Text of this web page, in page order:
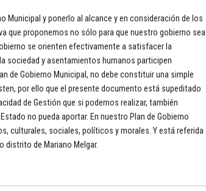
Municipal y ponerlo al alcance y en consideración de los
que proponemos no sólo para que nuestro gobierno sea
se orienten efectivamente a satisfacer la
sociedad y asentamientos humanos participen
de Gobierno Municipal, no debe constituir una simple
por ello que el presente documento está supeditado
de Gestión que si podemos realizar, también
no pueda aportar. En nuestro Plan de Gobierno
culturales, sociales, políticos y morales. Y está referida
de Mariano Melgar.